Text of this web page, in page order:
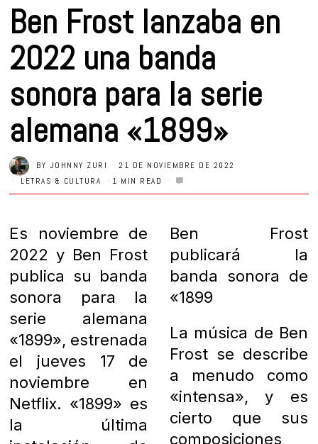
Ben Frost lanzaba en
2022 una banda
sonora para la serie
alemana «1899»
BY JOHNNY ZURI
21 DE NOVIEMBRE DE 2022
LETRAS & CULTURA
1 MIN READ
Es noviembre de
2022 y Ben Frost
publica su banda
sonora para la
serie alemana
«1899», estrenada
el jueves 17 de
noviembre en
Netflix. «1899» es
la última
Ben Frost
publicará la
banda sonora de
«1899
La música de Ben
Frost se describe
a menudo como
«intensa», y es
cierto que sus
composiciones